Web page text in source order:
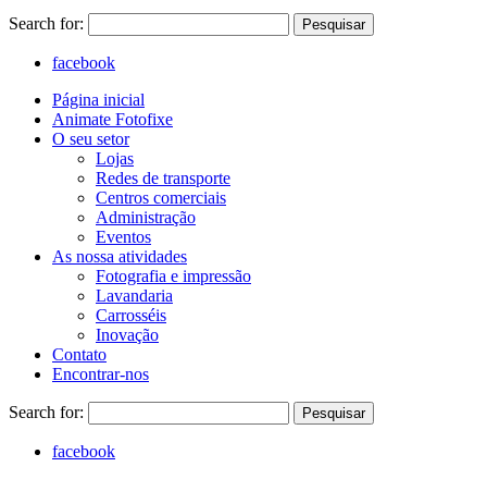
Search for: Pesquisar
facebook
Página inicial
Animate Fotofixe
O seu setor
Lojas
Redes de transporte
Centros comerciais
Administração
Eventos
As nossa atividades
Fotografia e impressão
Lavandaria
Carrosséis
Inovação
Contato
Encontrar-nos
Search for: Pesquisar
facebook